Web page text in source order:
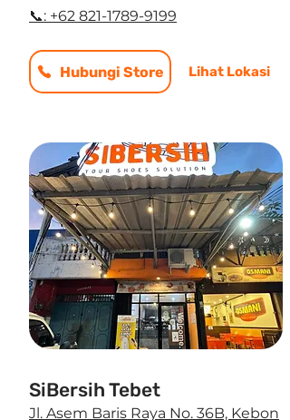
📞: +62 821-1789-9199
Hubungi Store Lihat Lokasi
SiBersih Tebet
Jl. Asem Baris Raya No. 36B, Kebon